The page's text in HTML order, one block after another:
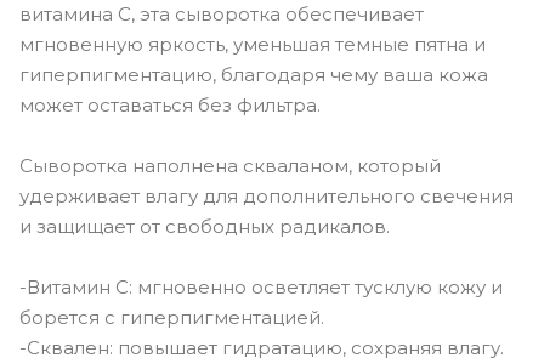
витамина С, эта сыворотка обеспечивает
мгновенную яркость, уменьшая темные пятна и
гиперпигментацию, благодаря чему ваша кожа
может оставаться без фильтра.
Сыворотка наполнена скваланом, который
удерживает влагу для дополнительного свечения
и защищает от свободных радикалов.
-Витамин С: мгновенно осветляет тусклую кожу и
борется с гиперпигментацией.
-Сквален: повышает гидратацию, сохраняя влагу.